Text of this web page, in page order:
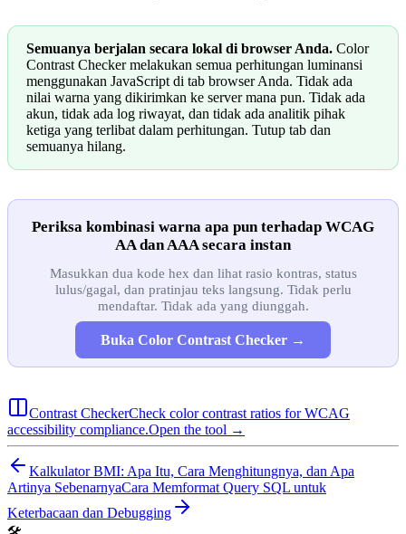
Semuanya berjalan secara lokal di browser Anda. Color
Contrast Checker melakukan semua perhitungan luminansi
menggunakan JavaScript di tab browser Anda. Tidak ada
nilai warna yang dikirimkan ke server mana pun. Tidak ada
akun, tidak ada log riwayat, dan tidak ada analitik pihak
ketiga yang terlibat dalam perhitungan. Tutup tab dan
semuanya hilang.
Periksa kombinasi warna apa pun terhadap WCAG
AA dan AAA secara instan
Masukkan dua kode hex dan lihat rasio kontras, status
lulus/gagal, dan pratinjau teks langsung. Tidak perlu
mendaftar. Tidak ada yang diunggah.
Buka Color Contrast Checker →
Contrast CheckerCheck color contrast ratios for WCAG
accessibility compliance.Open the tool →
Kalkulator BMI: Apa Itu, Cara Menghitungnya, dan Apa
Artinya SebenarnyaCara Memformat Query SQL untuk
Keterbacaan dan Debugging